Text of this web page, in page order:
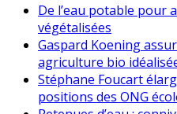
De l’eau potable pour
végétalisées
Gaspard Koening
agriculture bio
Stéphane Foucart
positions des ONG